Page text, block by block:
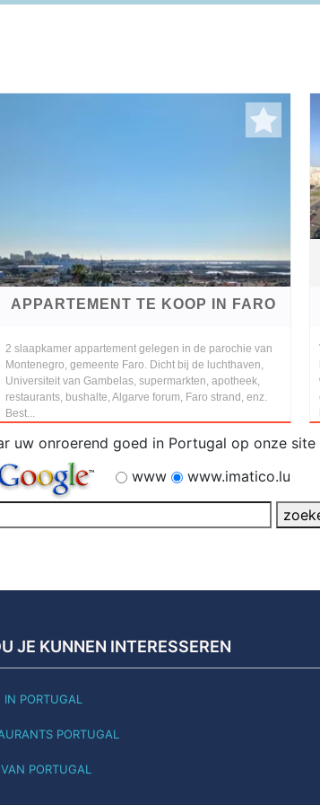
APPARTEMENT TE KOOP IN FARO
2 slaapkamer appartement gelegen in de parochie van
Montenegro, gemeente Faro. Dicht bij de luchthaven,
Universiteit van Gambelas, supermarkten, apotheek,
restaurants, bushalte, Algarve forum, Faro strand, enz.
Best...
uw onroerend goed in Portugal op onze site
www
www.imatico.lu
JE KUNNEN INTERESSEREN
IN PORTUGAL
PORTUGAL
PORTUGAL